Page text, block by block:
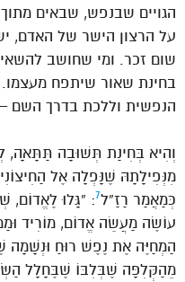
על הרצון הישר של האדם,
שום זכר. ומי שחושב
בחינת שאור שיתפח מעצמו.
הנפשית וללכת בדרך השם
וְהִיא בְּחִינַת תְּשׁוּבָה תַּתָּאָה,
מִנְּפִילָתָהּ שֶׁנָּפְלָה אֶל
כְּמַאֲמַר רַזַ”ל7: “גָּלוּ לֶאֱדוֹם,
עוֹשֶׂה מַעֲשֵׂה אֱדוֹם, מוֹרִיד
הַמְחַיֶּה אֶת נֶפֶשׁ רוּחַ וּנְשָׁמָה
מֵהַקְּלִפָּה שֶׁבְּלִבּוֹ שֶׁבֶּחָלָל